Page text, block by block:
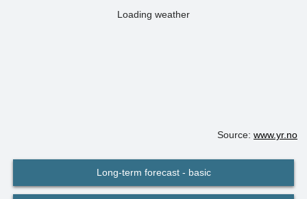
Loading weather
Source: www.yr.no
Long-term forecast - basic